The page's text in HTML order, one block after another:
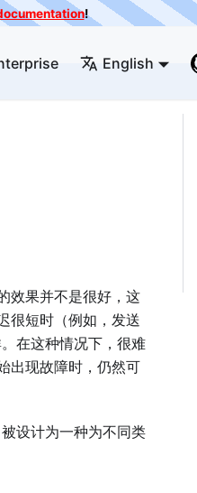
!
English
效果并不是很好，这
很短时（例如，发送
在这种情况下，很难
出现故障时，仍然可
设计为一种为不同类